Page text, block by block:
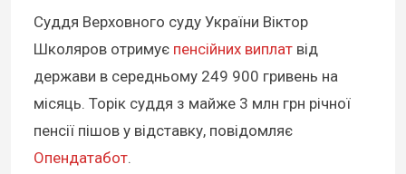
Суддя Верховного суду України Віктор
Школяров отримує пенсійних виплат від
держави в середньому 249 900 гривень на
місяць. Торік суддя з майже 3 млн грн річної
пенсії пішов у відставку, повідомляє
Опендатабот.